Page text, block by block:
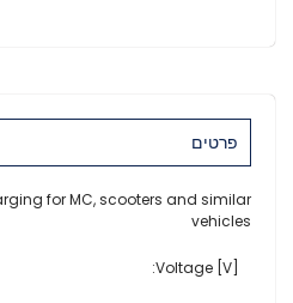
פרטים
for MC, scooters and similar
vehicles
Voltage [V]: